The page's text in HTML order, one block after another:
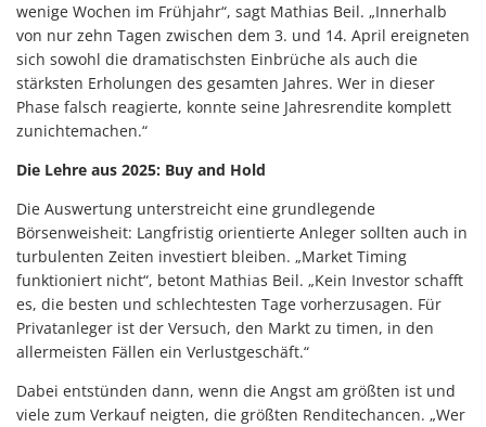
wenige Wochen im Frühjahr“, sagt Mathias Beil. „Innerhalb
von nur zehn Tagen zwischen dem 3. und 14. April ereigneten
sich sowohl die dramatischsten Einbrüche als auch die
stärksten Erholungen des gesamten Jahres. Wer in dieser
Phase falsch reagierte, konnte seine Jahresrendite komplett
zunichtemachen.“
Die Lehre aus 2025: Buy and Hold
Die Auswertung unterstreicht eine grundlegende
Börsenweisheit: Langfristig orientierte Anleger sollten auch in
turbulenten Zeiten investiert bleiben. „Market Timing
funktioniert nicht“, betont Mathias Beil. „Kein Investor schafft
es, die besten und schlechtesten Tage vorherzusagen. Für
Privatanleger ist der Versuch, den Markt zu timen, in den
allermeisten Fällen ein Verlustgeschäft.“
Dabei entstünden dann, wenn die Angst am größten ist und
viele zum Verkauf neigten, die größten Renditechancen. „Wer